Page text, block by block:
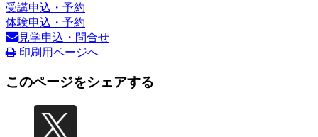
受講申込・予約
体験申込・予約
見学申込・問合せ
印刷用ページへ
このページをシェアする